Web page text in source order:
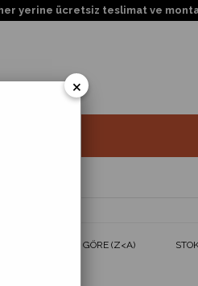
ÜRÜN ADINA GÖRE (Z<A)
ücretsiz teslimat ve montaj.
×